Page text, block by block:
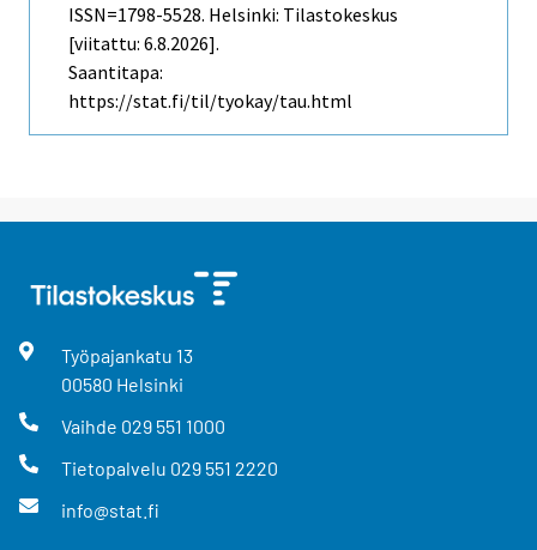
ISSN=1798-5528. Helsinki: Tilastokeskus
[viitattu: 6.8.2026].
Saantitapa:
https://stat.fi/til/tyokay/tau.html
Työpajankatu 13
00580 Helsinki
Vaihde 029 551 1000
Tietopalvelu 029 551 2220
info@stat.fi